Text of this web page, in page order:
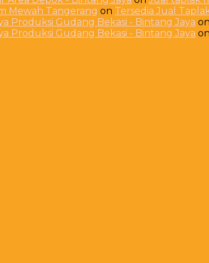
Mewah Tangerang on Tersedia Jual
Produksi Gudang Bekasi - Bintang Jaya on
Produksi Gudang Bekasi - Bintang Jaya